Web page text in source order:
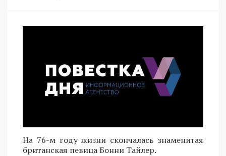
На 76-м году жизни скончалась знаменитая
британская певица Бонни Тайлер.